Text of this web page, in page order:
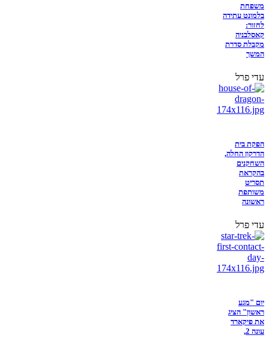
משפחת
בלמונט עתידה
לחזור:
קאסלבניה
מקבלת סדרת
המשך
עדי פרל
הפקת בית
הדרקון החלה,
השחקנים
בהקראת
תסריט
משותפת
ראשונה
עדי פרל
יום "מגע
ראשון" הציג
את פיקארד
עונה 2,